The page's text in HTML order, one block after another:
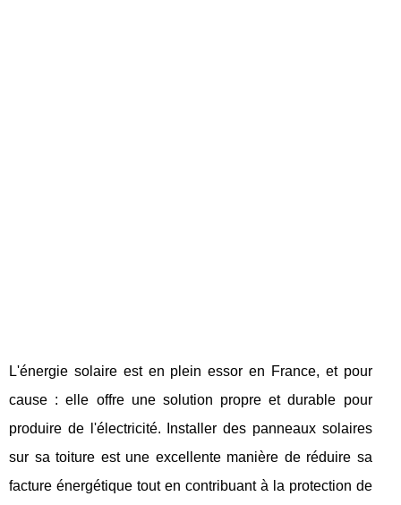
L'énergie solaire est en plein essor en France, et pour
cause : elle offre une solution propre et durable pour
produire de l'électricité. Installer des panneaux solaires
sur sa toiture est une excellente manière de réduire sa
facture énergétique tout en contribuant à la protection de